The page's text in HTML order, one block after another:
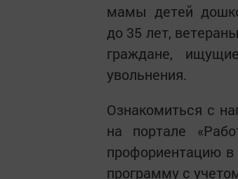
мамы детей
до 35 лет,
граждане,
увольнения.
Ознакомиться с
на портале
профориентацию в
программу с